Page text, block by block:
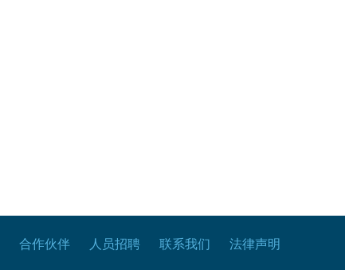
合作伙伴 人员招聘 联系我们 法律声明